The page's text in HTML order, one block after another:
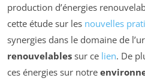
production d’énergies
cette étude sur les nouvelles
synergies dans le domaine de
renouvelables sur ce lien. De
ces énergies sur notre